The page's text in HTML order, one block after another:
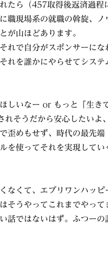
たら（457取得後返済過程
職現場系の就職の斡旋、ノ
が山ほどあります。
れで自分がスポンサーにな
れを誰かにやらせてシステ
しいなー or もっと「生き
そうだから安心したいよ
歪めもせず、時代の最先端
を使ってそれを実現してい
なくて、エブリワンハッピ
そうやってこれまでやって
話ではないはず。ふつーの